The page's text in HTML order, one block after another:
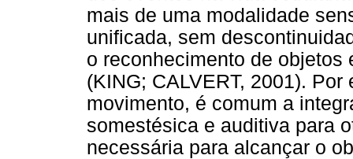
mais de uma modalidade
unificada, sem
o reconhecimento de
(KING; CALVERT, 2001).
movimento, é comum a
somestésica e auditiva para
necessária para alcançar o